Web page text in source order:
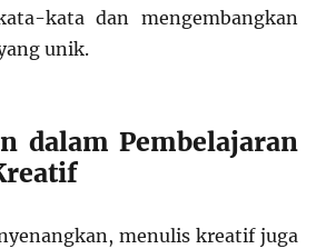
kata dan mengembangkan
unik.
dalam Pembelajaran
menulis kreatif juga